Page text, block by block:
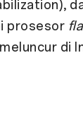
prosesor
di